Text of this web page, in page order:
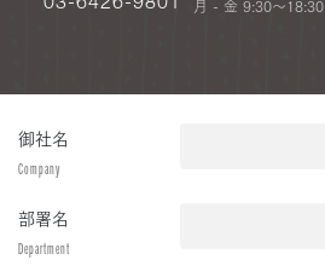
03-6426-9801 月 - 金 9:30〜18:30
御社名
Company
部署名
Department